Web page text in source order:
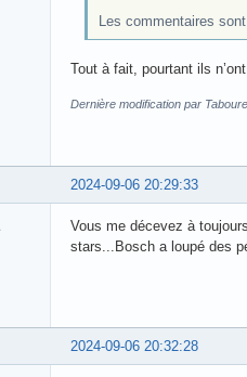
Les commentaires
Tout à fait, pourtant ils
Dernière modification par
2024-09-06 20:29:33
Vous me décevez à
stars...Bosch a loupé des
2024-09-06 20:32:28